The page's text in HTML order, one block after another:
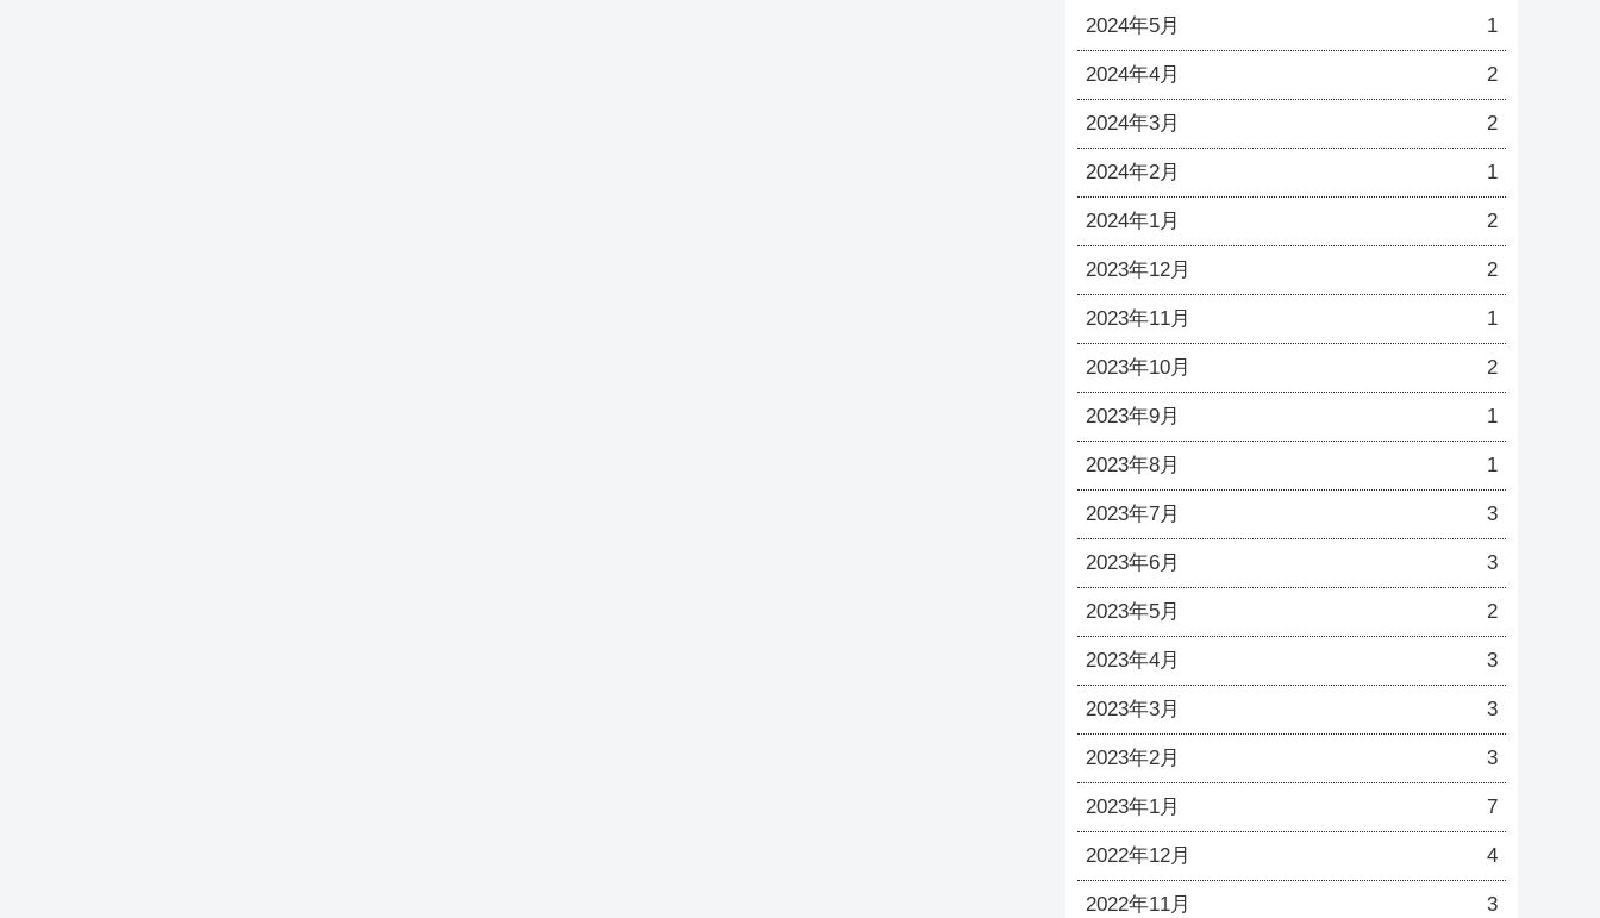
2024年5月 1
2024年4月 2
2024年3月 2
2024年2月 1
2024年1月 2
2023年12月 2
2023年11月 1
2023年10月 2
2023年9月 1
2023年8月 1
2023年7月 3
2023年6月 3
2023年5月 2
2023年4月 3
2023年3月 3
2023年2月 3
2023年1月 7
2022年12月 4
2022年11月 3